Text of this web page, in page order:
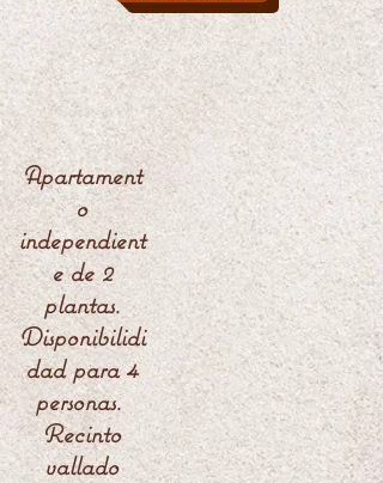
Apartament
o
independient
e de 2
plantas.
Disponibilidi
dad para 4
personas. ​
Recinto
vallado